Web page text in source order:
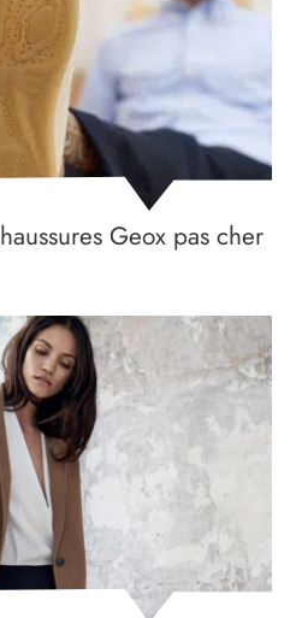
Geox pas cher